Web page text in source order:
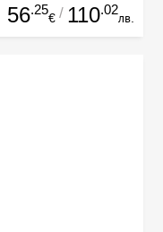
56.25
€ / 110.02
лв.